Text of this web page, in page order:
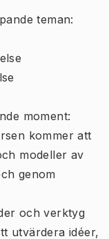
teman:
moment:
kommer att
modeller av
genom
och verktyg
utvärdera idéer,